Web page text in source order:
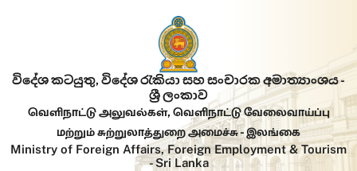
විදේශ කටයුතු, විදේශ රැකියා සහ සංචාරක අමාත්‍යාංශය -
ශ්‍රී ලංකාව
வெளிநாட்டு அலுவல்கள், வெளிநாட்டு வேலைவாய்ப்பு
மற்றும் சுற்றுலாத்துறை அமைச்சு - இலங்கை
Ministry of Foreign Affairs, Foreign Employment & Tourism
- Sri Lanka